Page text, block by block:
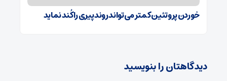
خوردن پروتئین کمتر می‌تواند روند پیری را کُند نماید
دیدگاهتان را بنویسید